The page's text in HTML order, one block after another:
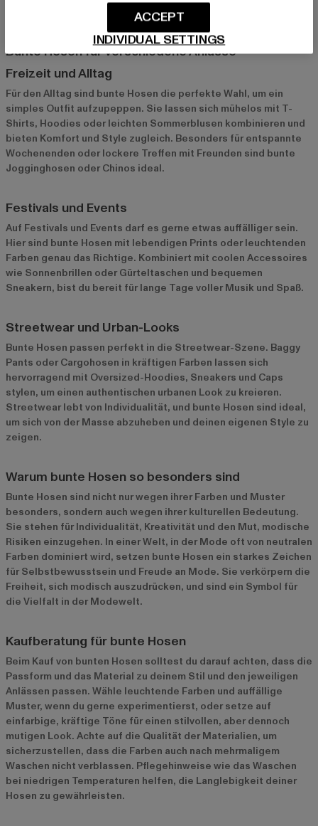
Bunte Hosen für verschiedene Anlässe
Freizeit und Alltag
Für den Alltag sind bunte Hosen die perfekte Wahl, um ein
simples Outfit aufzupeppen. Sie lassen sich mühelos mit T-
Shirts, Hoodies oder leichten Sommerblusen kombinieren und
bieten Komfort und Style zugleich. Besonders für entspannte
Wochenenden oder lockere Treffen mit Freunden sind bunte
Jogginghosen oder Chinos ideal.
Festivals und Events
Auf Festivals und Events darf es gerne etwas auffälliger sein.
Hier sind bunte Hosen mit lebendigen Prints oder leuchtenden
Farben genau das Richtige. Kombiniert mit coolen Accessoires
wie Sonnenbrillen oder Gürteltaschen und bequemen
Sneakern, bist du bereit für lange Tage voller Musik und Spaß.
Streetwear und Urban-Looks
Bunte Hosen passen perfekt in die Streetwear-Szene. Baggy
Pants oder Cargohosen in kräftigen Farben lassen sich
hervorragend mit Oversized-Hoodies, Sneakers und Caps
stylen, um einen authentischen urbanen Look zu kreieren.
Streetwear lebt von Individualität, und bunte Hosen sind ideal,
um sich von der Masse abzuheben und deinen eigenen Style zu
zeigen.
Warum bunte Hosen so besonders sind
Bunte Hosen sind nicht nur wegen ihrer Farben und Muster
besonders, sondern auch wegen ihrer kulturellen Bedeutung.
Sie stehen für Individualität, Kreativität und den Mut, modische
Risiken einzugehen. In einer Welt, in der Mode oft von neutralen
Farben dominiert wird, setzen bunte Hosen ein starkes Zeichen
für Selbstbewusstsein und Freude an Mode. Sie verkörpern die
Freiheit, sich modisch auszudrücken, und sind ein Symbol für
die Vielfalt in der Modewelt.
Kaufberatung für bunte Hosen
Beim Kauf von bunten Hosen solltest du darauf achten, dass die
Passform und das Material zu deinem Stil und den jeweiligen
Anlässen passen. Wähle leuchtende Farben und auffällige
Muster, wenn du gerne experimentierst, oder setze auf
einfarbige, kräftige Töne für einen stilvollen, aber dennoch
mutigen Look. Achte auf die Qualität der Materialien, um
sicherzustellen, dass die Farben auch nach mehrmaligem
Waschen nicht verblassen. Pflegehinweise wie das Waschen
bei niedrigen Temperaturen helfen, die Langlebigkeit deiner
Hosen zu gewährleisten.
INDIVIDUAL SETTINGS
ACCEPT